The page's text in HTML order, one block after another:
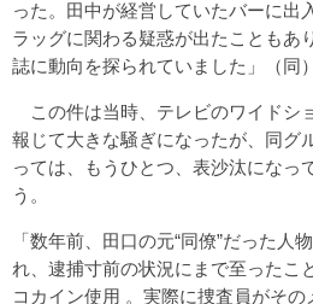
った。田中が経営していたバーに出
ラッグに関わる疑惑が出たこともあ
誌に動向を探られていました」（同）
この件は当時、テレビのワイドシ
報じて大きな騒ぎになったが、同グ
っては、もうひとつ、表沙汰になっ
う。
「数年前、田口の元“同僚”だった人
れ、逮捕寸前の状況にまで至ったこ
コカイン使用 。実際に捜査員がそ